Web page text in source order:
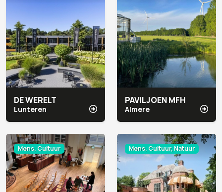
DE WERELT
Lunteren
PAVILJOEN MFH
Almere
Mens, Cultuur Mens, Cultuur, Natuur